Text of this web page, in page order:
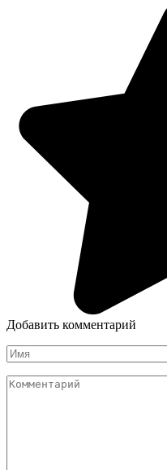
Добавить комментарий
Имя
Комментарий